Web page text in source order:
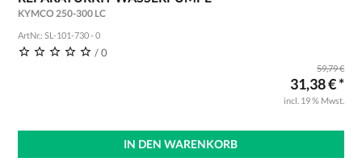
KYMCO 250-300 LC
ArtNr.: SL-101-730 - 0
/ 0
59,79 €
31,38 € *
incl. 19 % Mwst.
IN DEN WARENKORB